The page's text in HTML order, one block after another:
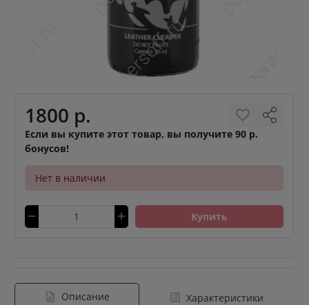
1800 р.
Если вы купите этот товар, вы получите 90 р.
бонусов!
Нет в наличии
Купить
Описание
Характеристики